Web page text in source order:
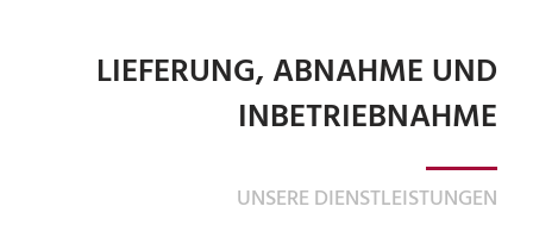
LIEFERUNG, ABNAHME UND
INBETRIEBNAHME
UNSERE DIENSTLEISTUNGEN